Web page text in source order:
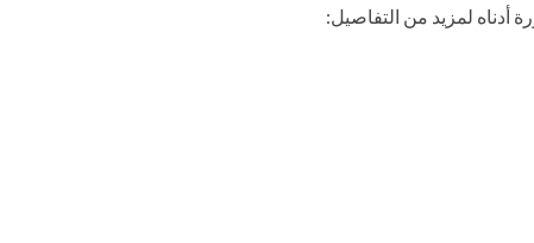
أدناه لمزيد من التفاصيل: